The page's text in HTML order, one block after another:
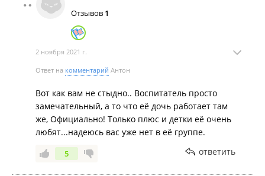
семейный бизнес! Нет контроля за ними.
Отзывов 1
2 ноября 2021 г.
Ответ на комментарий Антон
Вот как вам не стыдно.. Воспитатель просто
замечательный, а то что её дочь работает там
же, Официально! Только плюс и детки её очень
любят...надеюсь вас уже нет в её группе.
5 ответить